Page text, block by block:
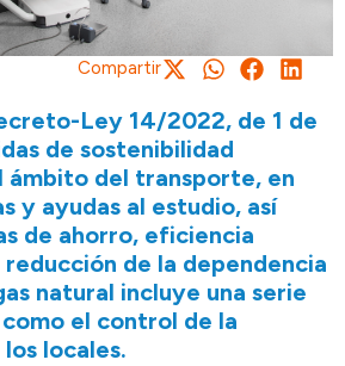
Compartir
Ley 14/2022, de 1 de
de sostenibilidad
ámbito del transporte, en
y ayudas al estudio, así
de ahorro, eficiencia
de la dependencia
natural incluye una serie
el control de la
locales.